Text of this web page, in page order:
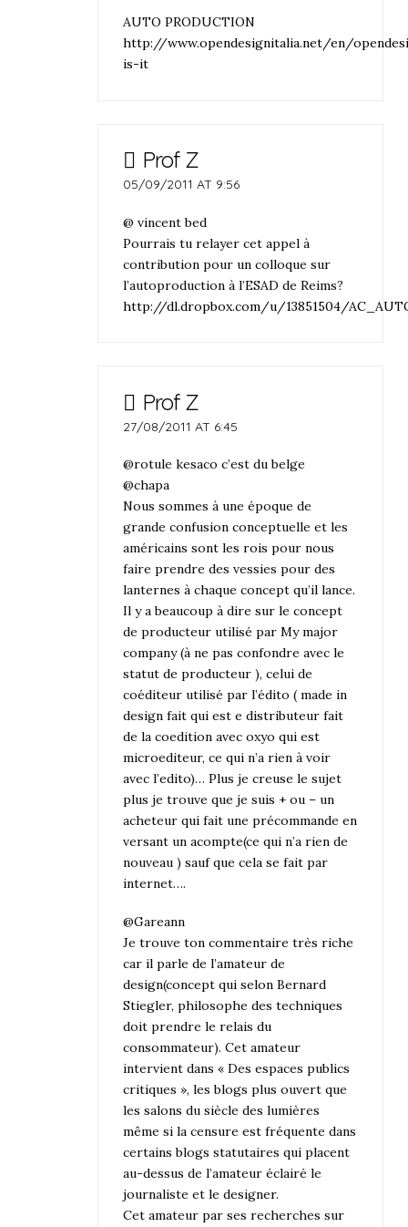
AUTO PRODUCTION
http://www.opendesignitalia.net/en/
is-it
Prof Z
05/09/2011 AT 9:56
@ vincent bed
Pourrais tu relayer cet appel à
contribution pour un colloque sur
l’autoproduction à l’ESAD de Reims?
http://dl.dropbox.com/u/13851504/
Prof Z
27/08/2011 AT 6:45
@rotule kesaco c’est du belge
@chapa
Nous sommes à une époque de
grande confusion conceptuelle et les
américains sont les rois pour nous
faire prendre des vessies pour des
lanternes à chaque concept qu’il lance.
Il y a beaucoup à dire sur le concept
de producteur utilisé par My major
company (à ne pas confondre avec le
statut de producteur ), celui de
coéditeur utilisé par l’édito ( made in
design fait qui est e distributeur fait
de la coedition avec oxyo qui est
microediteur, ce qui n’a rien à voir
avec l’edito)… Plus je creuse le sujet
plus je trouve que je suis + ou – un
acheteur qui fait une précommande en
versant un acompte(ce qui n’a rien de
nouveau ) sauf que cela se fait par
internet….
@Gareann
Je trouve ton commentaire très riche
car il parle de l’amateur de
design(concept qui selon Bernard
Stiegler, philosophe des techniques
doit prendre le relais du
consommateur). Cet amateur
intervient dans « Des espaces publics
critiques », les blogs plus ouvert que
les salons du siècle des lumières
même si la censure est fréquente dans
certains blogs statutaires qui placent
au-dessus de l’amateur éclairé le
journaliste et le designer.
Cet amateur par ses recherches sur